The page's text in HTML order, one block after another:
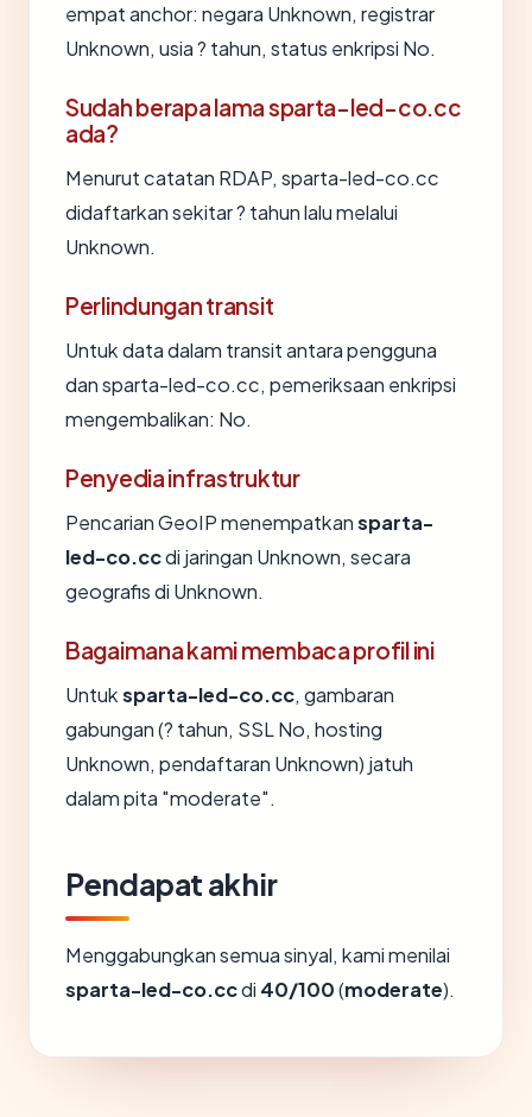
empat anchor: negara Unknown, registrar
Unknown, usia ? tahun, status enkripsi No.
Sudah berapa lama sparta-led-co.cc
ada?
Menurut catatan RDAP, sparta-led-co.cc
didaftarkan sekitar ? tahun lalu melalui
Unknown.
Perlindungan transit
Untuk data dalam transit antara pengguna
dan sparta-led-co.cc, pemeriksaan enkripsi
mengembalikan: No.
Penyedia infrastruktur
Pencarian GeoIP menempatkansparta-
led-co.ccdi jaringan Unknown, secara
geografis di Unknown.
Bagaimana kami membaca profil ini
Untuksparta-led-co.cc, gambaran
gabungan (? tahun, SSL No, hosting
Unknown, pendaftaran Unknown) jatuh
dalam pita "moderate".
Pendapat akhir
Menggabungkan semua sinyal, kami menilai
sparta-led-co.ccdi 40/100(moderate).